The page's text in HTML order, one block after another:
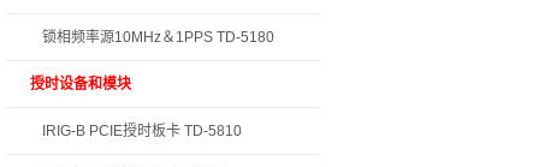
锁相频率源10MHz＆1PPS TD-5180
授时设备和模块
IRIG-B PCIE授时板卡 TD-5810